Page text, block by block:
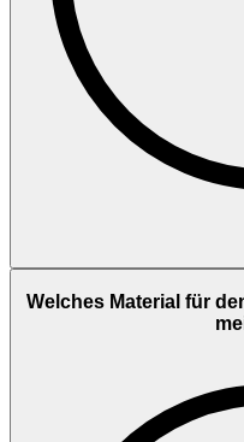
Welches Material für